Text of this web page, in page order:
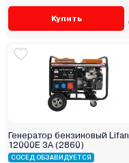
Купить
Генератор бензиновый Lifan
12000E 3A (2860)
СОСЕД ОБЗАВИДУЕТСЯ